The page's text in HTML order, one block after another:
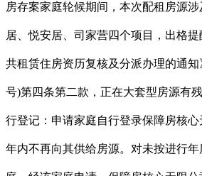
房存案家庭轮候期间，本次配租房源
居、悦安居、司家营四个项目，出格
共租赁住房资历复核及分派办理的通知
号)第四条第二款，正在大套型房源有
行登记：申请家庭自行登录保障房核
年内不再向其供给房源。对未按进行